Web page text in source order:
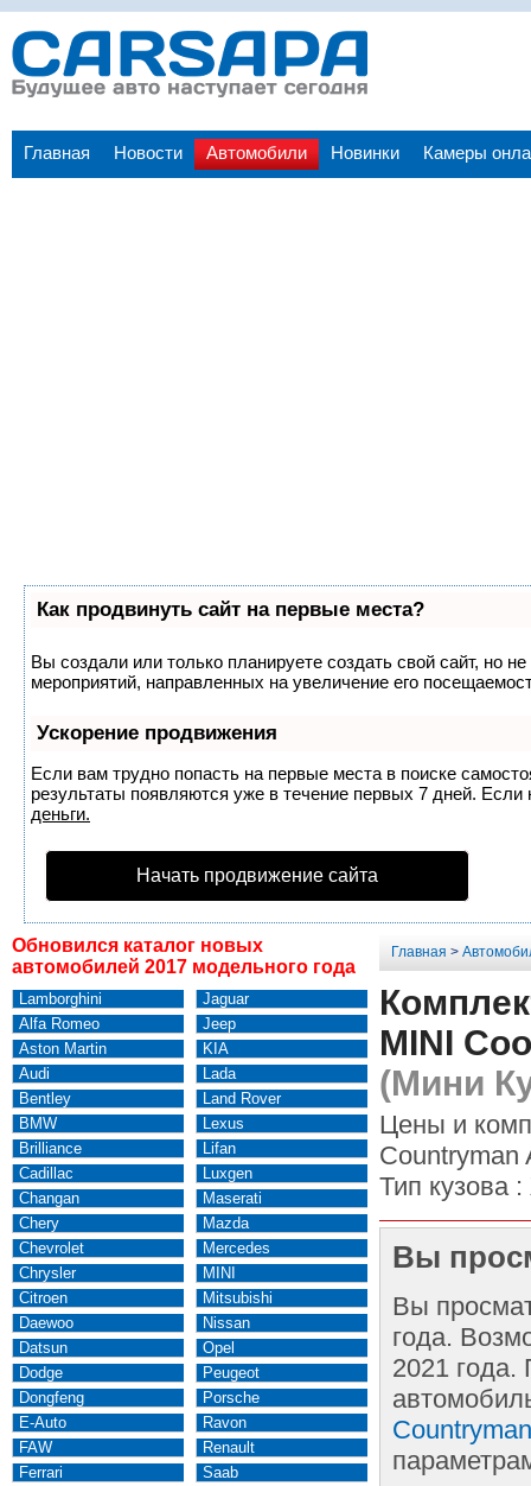
Главная Новости Автомобили Новинки Камеры
Как продвинуть сайт на первые места?
Вы создали или только планируете создать свой сайт, но
мероприятий, направленных на увеличение его
Ускорение продвижения
Если вам трудно попасть на первые места в поиске
результаты появляются уже в течение первых 7 дней.
деньги.
Начать продвижение сайта
Обновился каталог новых
автомобилей 2017 модельного года
Lamborghini
Alfa Romeo
Aston Martin
Audi
Bentley
BMW
Brilliance
Cadillac
Changan
Chery
Chevrolet
Chrysler
Citroen
Daewoo
Datsun
Dodge
Dongfeng
E-Auto
FAW
Ferrari
Jaguar
Jeep
KIA
Lada
Land Rover
Lexus
Lifan
Luxgen
Maserati
Mazda
Mercedes
MINI
Mitsubishi
Nissan
Opel
Peugeot
Porsche
Ravon
Renault
Saab
Главная >
MINI
(Мини
Цены и
Countryman
Тип кузова :
Вы
Вы
года.
2021 года.